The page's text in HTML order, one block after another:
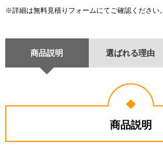
※詳細は無料見積りフォームにてご確認ください。
商品説明 選ばれる理由
商品説明